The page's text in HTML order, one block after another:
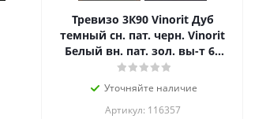
Тревизо 3К90 Vinorit Дуб
темный сн. пат. черн. Vinorit
Белый вн. пат. зол. вы-т 60
верх вы-т 60 слев
Уточняйте наличие
Артикул: 116357